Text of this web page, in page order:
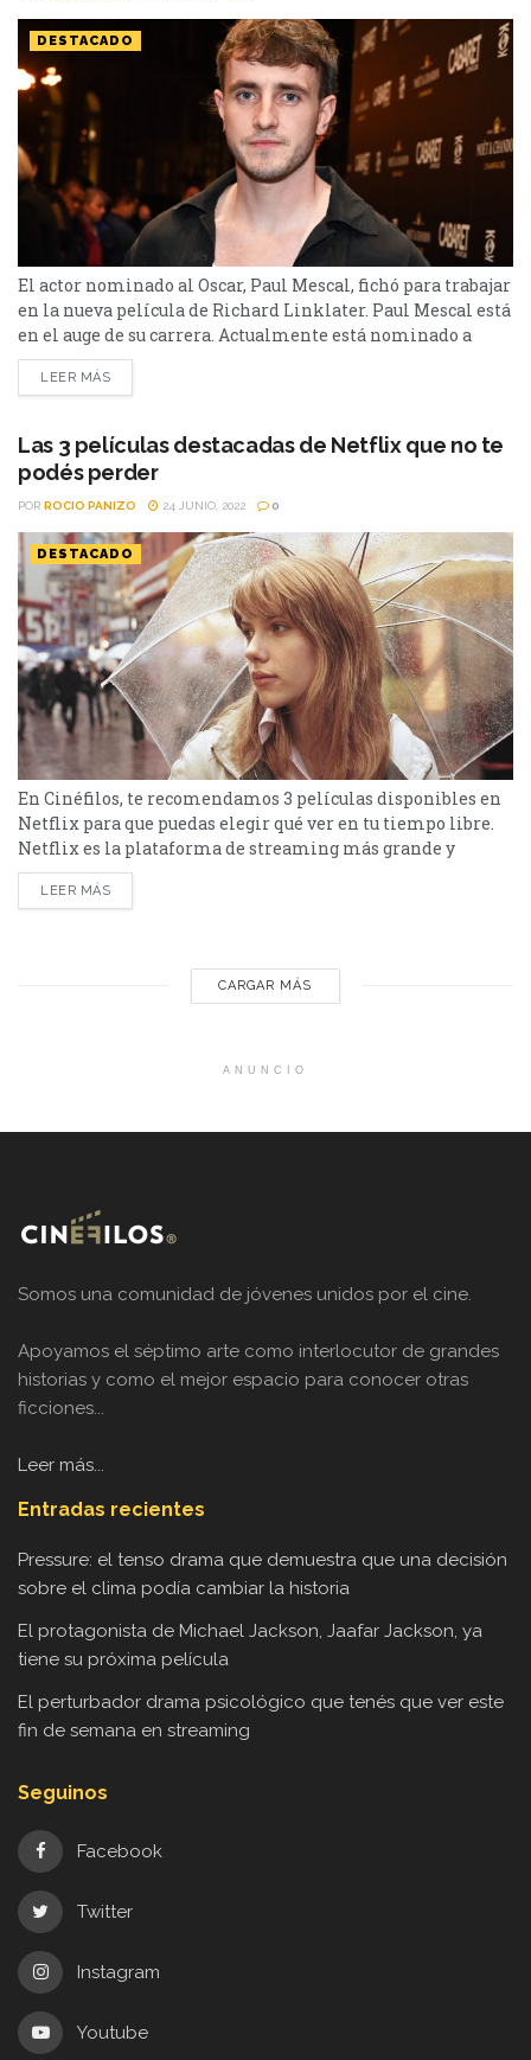
DESTACADO
El actor nominado al Oscar, Paul Mescal, fichó para trabajar
en la nueva película de Richard Linklater. Paul Mescal está
en el auge de su carrera. Actualmente está nominado a
Mejor actor en los Premios Oscars por su actuación en
Aftersun, recientemente se dio a conocer que será el
por Ridley Scott por...
LEER MÁS
Las 3 películas destacadas de Netflix que no te
podés perder
POR ROCIO PANIZO 24 JUNIO, 2022 0
DESTACADO
En Cinéfilos, te recomendamos 3 películas disponibles en
Netflix para que puedas elegir qué ver en tu tiempo libre.
Netflix es la plataforma de streaming más grande y
conocida de todas. Ofrece películas de todos los géneros y
de varios lugares del mundo. Algunas veces, las películas
LEER MÁS
CARGAR MÁS
ANUNCIO
Somos una comunidad de jóvenes unidos por el cine.
Apoyamos el séptimo arte como interlocutor de grandes
historias y como el mejor espacio para conocer otras
ficciones...
Leer más...
Entradas recientes
Pressure: el tenso drama que demuestra que una decisión
sobre el clima podía cambiar la historia
El protagonista de Michael Jackson, Jaafar Jackson, ya
tiene su próxima película
El perturbador drama psicológico que tenés que ver este
fin de semana en streaming
Seguinos
Facebook
Twitter
Instagram
Youtube